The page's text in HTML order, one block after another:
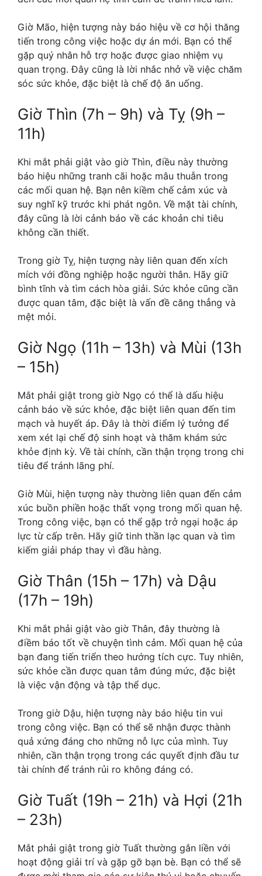
Giờ Mão, hiện tượng này báo hiệu về cơ hội thăng
tiến trong công việc hoặc dự án mới. Bạn có thể
gặp quý nhân hỗ trợ hoặc được giao nhiệm vụ
quan trọng. Đây cũng là lời nhắc nhở về việc chăm
sóc sức khỏe, đặc biệt là chế độ ăn uống.
Giờ Thìn (7h – 9h) và Tỵ (9h –
11h)
Khi mắt phải giật vào giờ Thìn, điều này thường
báo hiệu những tranh cãi hoặc mâu thuẫn trong
các mối quan hệ. Bạn nên kiềm chế cảm xúc và
suy nghĩ kỹ trước khi phát ngôn. Về mặt tài chính,
đây cũng là lời cảnh báo về các khoản chi tiêu
không cần thiết.
Trong giờ Tỵ, hiện tượng này liên quan đến xích
mích với đồng nghiệp hoặc người thân. Hãy giữ
bình tĩnh và tìm cách hòa giải. Sức khỏe cũng cần
được quan tâm, đặc biệt là vấn đề căng thẳng và
mệt mỏi.
Giờ Ngọ (11h – 13h) và Mùi (13h
– 15h)
Mắt phải giật trong giờ Ngọ có thể là dấu hiệu
cảnh báo về sức khỏe, đặc biệt liên quan đến tim
mạch và huyết áp. Đây là thời điểm lý tưởng để
xem xét lại chế độ sinh hoạt và thăm khám sức
khỏe định kỳ. Về tài chính, cần thận trọng trong chi
tiêu để tránh lãng phí.
Giờ Mùi, hiện tượng này thường liên quan đến cảm
xúc buồn phiền hoặc thất vọng trong mối quan hệ.
Trong công việc, bạn có thể gặp trở ngại hoặc áp
lực từ cấp trên. Hãy giữ tinh thần lạc quan và tìm
kiếm giải pháp thay vì đầu hàng.
Giờ Thân (15h – 17h) và Dậu
(17h – 19h)
Khi mắt phải giật vào giờ Thân, đây thường là
điềm báo tốt về chuyện tình cảm. Mối quan hệ của
bạn đang tiến triển theo hướng tích cực. Tuy nhiên,
sức khỏe cần được quan tâm đúng mức, đặc biệt
là việc vận động và tập thể dục.
Trong giờ Dậu, hiện tượng này báo hiệu tin vui
trong công việc. Bạn có thể sẽ nhận được thành
quả xứng đáng cho những nỗ lực của mình. Tuy
nhiên, cần thận trọng trong các quyết định đầu tư
tài chính để tránh rủi ro không đáng có.
Giờ Tuất (19h – 21h) và Hợi (21h
– 23h)
Mắt phải giật trong giờ Tuất thường gắn liền với
hoạt động giải trí và gặp gỡ bạn bè. Bạn có thể sẽ